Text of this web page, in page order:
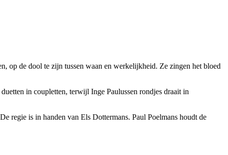
op de dool te zijn tussen waan en werkelijkheid. Ze zingen het bloed
in coupletten, terwijl Inge Paulussen rondjes draait in
regie is in handen van Els Dottermans. Paul Poelmans houdt de